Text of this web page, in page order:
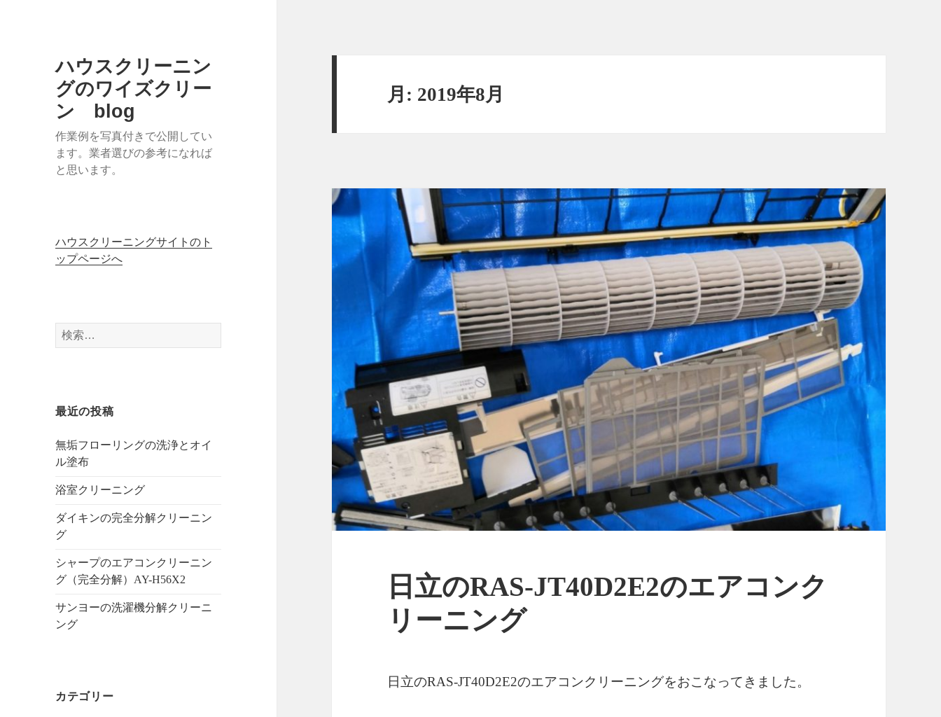
ハウスクリーニン
グのワイズクリー
ン blog
作業例を写真付きで公開してい
ます。業者選びの参考になれば
と思います。
ハウスクリーニングサイトのト
ップページへ
検
索:
最近の投稿
無垢フローリングの洗浄とオイ
ル塗布
浴室クリーニング
ダイキンの完全分解クリーニン
グ
シャープのエアコンクリーニン
グ（完全分解）AY-H56X2
サンヨーの洗濯機分解クリーニ
ング
カテゴリー
月: 2019年8月
日立のRAS-JT40D2E2のエアコンク
リーニング
日立のRAS-JT40D2E2のエアコンクリーニングをおこなってきました。